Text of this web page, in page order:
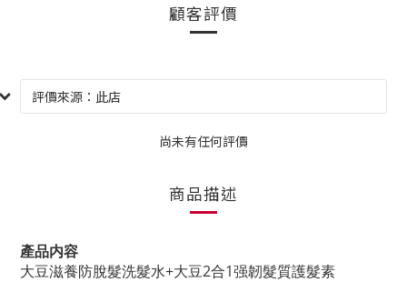
顧客評價
尚未有任何評價
商品描述
產品内容
大豆滋養防脫髮洗髮水+大豆2合1强韌髮質護髮素